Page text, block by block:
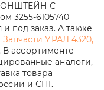
С
3255-6105740
под заказ. А также
Запчасти УРАЛ 4320,
ассортименте
аналоги,
товара
и СНГ.